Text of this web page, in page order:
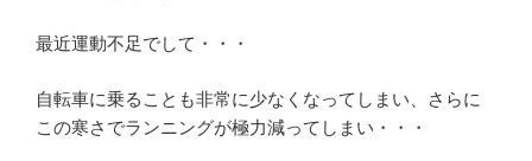
最近運動不足でして・・・
自転車に乗ることも非常に少なくなってしまい、さらに
この寒さでランニングが極力減ってしまい・・・